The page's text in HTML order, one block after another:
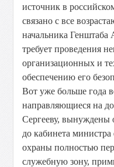
источник в
связано с все
начальника
требует проведения
организационных и
обеспечению его
Вот уже больше года
направляющиеся на
Сергееву, вынуждены
до кабинета
охраны полностью
служебную зону,